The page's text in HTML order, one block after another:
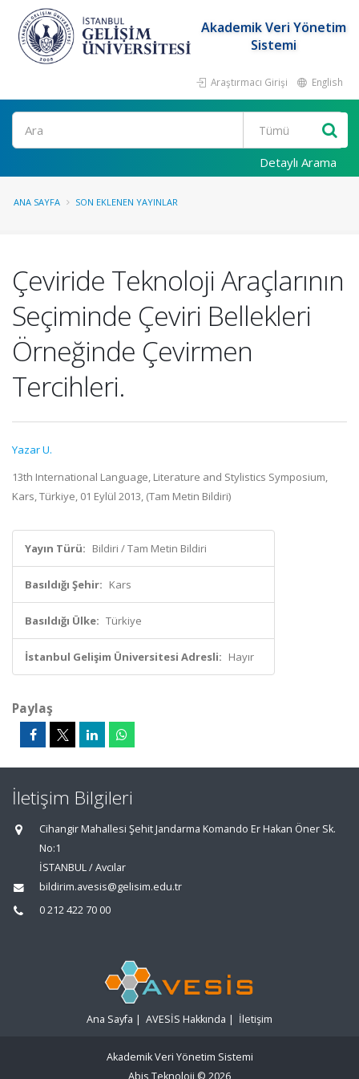
Akademik Veri Yönetim
Sistemi
Araştırmacı Girişi English
Ara
Detaylı Arama
ANA SAYFA SON EKLENEN YAYINLAR
Çeviride Teknoloji Araçlarının
Seçiminde Çeviri Bellekleri
Örneğinde Çevirmen
Tercihleri.
Yazar U.
13th International Language, Literature and Stylistics Symposium,
Kars, Türkiye, 01 Eylül 2013, (Tam Metin Bildiri)
Yayın Türü: Bildiri / Tam Metin Bildiri
Basıldığı Şehir: Kars
Basıldığı Ülke: Türkiye
İstanbul Gelişim Üniversitesi Adresli: Hayır
Paylaş
İletişim Bilgileri
Cihangir Mahallesi Şehit Jandarma Komando Er Hakan Öner Sk.
No:1
İSTANBUL / Avcılar
bildirim.avesis@gelisim.edu.tr
0 212 422 70 00
Ana Sayfa | AVESİS Hakkında | İletişim
Akademik Veri Yönetim Sistemi
Abis Teknoloji © 2026